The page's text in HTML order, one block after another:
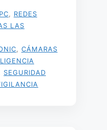
REDES
LAS
CÁMARAS
SEGURIDAD